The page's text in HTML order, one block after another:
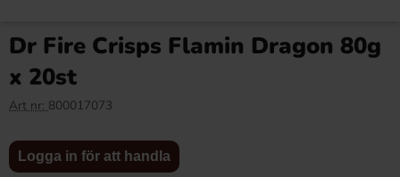
Quin With My Honey Heat
71g x 12st
202.80 kr
handla
Hot Flavor 71g x 12st
202.80 kr
Dr Fire Crisps Flamin Dragon 80g
x 20st
Art nr: 800017073
Logga in för att handla